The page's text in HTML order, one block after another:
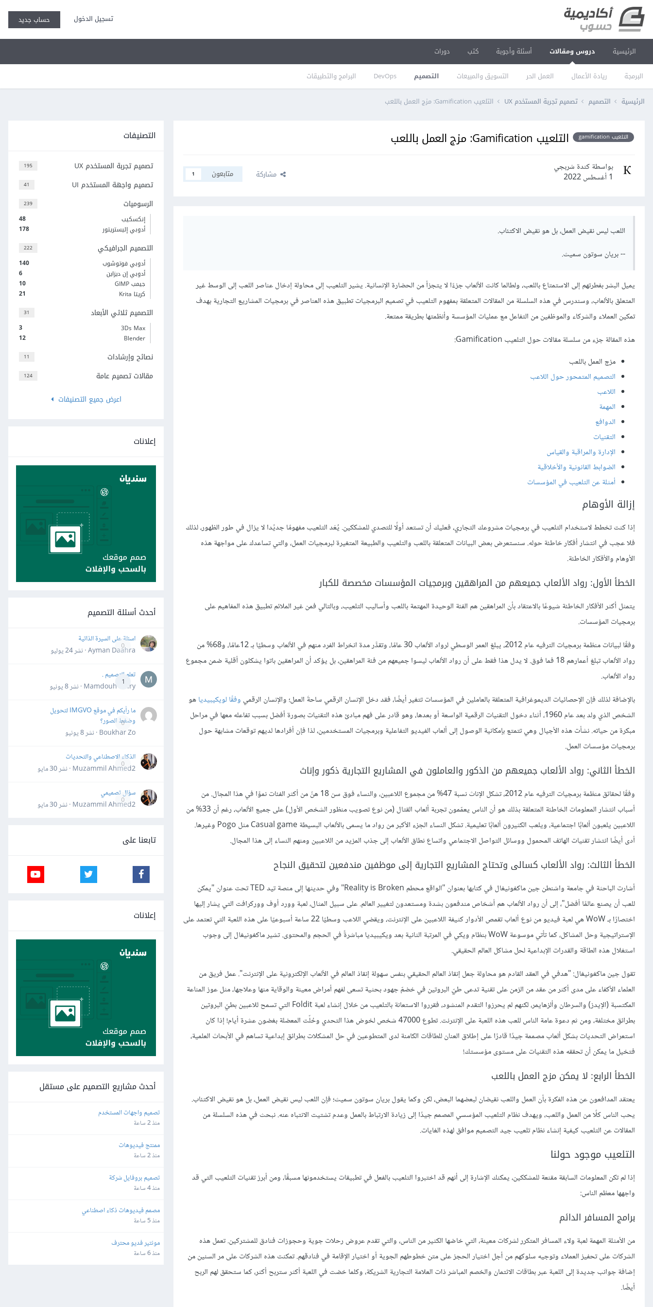
تسجيل الدخول حساب جديد
الرئيسية دروس ومقالات
البرمجة ريادة الأعمال العمل الحر التسويق والمبيعات التصميم DevOps البرامج والتطبيقات
أسئلة وأجوبة كتب دورات
الرئيسية التصميم تصميم تجربة المستخدم UX التلعيب Gamification: مزج العمل باللعب
التلعيب gamification التلعيب Gamification: مزج العمل باللعب
بواسطة كندة شربجي
1 أغسطس 2022
مشاركة متابعون 1
اللعب ليس نقيض العمل، بل هو نقيض الاكتئاب.
-- بريان سوتون سميث.
يميل البشر بفطرتهم إلى الاستمتاع باللعب، ولطالما كانت الألعاب جزءًا لا يتجزأ من الحضارة الإنسانية. يشير التلعيب إلى محاولة إدخال عناصر اللعب إلى الوسط غير
المتعلق بالألعاب، وسندرس في هذه السلسلة من المقالات المتعلقة بمفهوم التلعيب في تصميم البرمجيات تطبيق هذه العناصر في برمجيات المشاريع التجارية بهدف
تمكين العملاء والشركاء والموظفين من التفاعل مع عمليات المؤسسة وأنظمتها بطريقة ممتعة.
هذه المقالة جزء من سلسلة مقالات حول التلعيب Gamification:
مزج العمل باللعب
التصميم المتمحور حول اللاعب
اللاعب
المهمة
الدوافع
التقنيات
الإدارة والمراقبة والقياس
الضوابط القانونية والأخلاقية
أمثلة عن التلعيب في المؤسسات
إزالة الأوهام
إذا كنت تخطط لاستخدام التلعيب في برمجيات مشروعك التجاري، فعليك أن تستعد أولًا للتصدي للمشككين. يُعَد التلعيب مفهومًا جديًدا لا يزال في طور الظهور، لذلك
فلا عجب في انتشار أفكار خاطئة حوله. سنستعرض بعض البيانات المتعلقة باللعب والتلعيب والطبيعة المتغيرة لبرمجيات العمل، والتي تساعدك على مواجهة هذه
الأوهام والأفكار الخاطئة.
الخطأ الأول: رواد الألعاب جميعهم من المراهقين وبرمجيات المؤسسات مخصصة للكبار
يتمثل أكثر الأفكار الخاطئة شيوعًا بالاعتقاد بأن المراهقين هم الفئة الوحيدة المهتمة باللعب وأساليب التلعيب، وبالتالي فمن غير الملائم تطبيق هذه المفاهيم على
برمجيات المؤسسات.
وفقًا لبيانات منظمة برمجيات الترفيه عام 2012، يبلغ العمر الوسطي لرواد الألعاب 30 عامًا، وتقدَّر مدة انخراط الفرد منهم في الألعاب وسطيًا بـ 12عامًا، و68% من
رواد الألعاب تبلغ أعمارهم 18 فما فوق. لا يدل هذا فقط على أن رواد الألعاب ليسوا جميعهم من فئة المراهقين، بل يؤكد أن المراهقين باتوا يشكلون أقلية ضمن مجموع
رواد الألعاب.
بالإضافة لذلك فإن الإحصائيات الديموغرافية المتعلقة بالعاملين في المؤسسات تتغير أيضًا، فقد دخل الإنسان الرقمي ساحةَ العمل؛ والإنسان الرقمي وفقًا لويكيبيدياهو
الشخص الذي ولد بعد عام 1960، أثناء دخول التقنيات الرقمية الواسعة أو بعدها، وهو قادر على فهم مبادئ هذه التقنيات بصورة أفضل بسبب تفاعله معها في مراحل
مبكرة من حياته. نشأت هذه الأجيال وهي تتمتع بإمكانية الوصول إلى ألعاب الفيديو التفاعلية وبرمجيات المستخدمين، لذا فإن أفرادها لديهم توقعات مشابهة حول
برمجيات مؤسسات العمل.
الخطأ الثاني: رواد الألعاب جميعهم من الذكور والعاملون في المشاريع التجارية ذكور وإناث
وفقًا لحقائق منظمة برمجيات الترفيه عام 2012، تشكل الإناث نسبة 47% من مجموع اللاعبين، والنساء فوق سن 18 هنّ من أكثر الفئات نموًا في هذا المجال. من
أسباب انتشار المعلومات الخاطئة المتعلقة بذلك هو أن الناس يعمّمون تجربة ألعاب القتال (من نوع تصويب منظور الشخص الأول) على جميع الألعاب، رغم أن 33% من
اللاعبين يلعبون ألعابًا اجتماعية، ويلعب الكثيرون ألعابًا تعليمية. تشكل النساء الجزء الأكبر من رواد ما يسمى بالألعاب البسيطة Casual game مثل Pogo وغيرها.
أدى أيضًا انتشار تقنيات الهاتف المحمول ووسائل التواصل الاجتماعي واتساع نطاق الألعاب إلى جذب المزيد من اللاعبين ومنهم النساء إلى هذا المجال.
الخطأ الثالث: رواد الألعاب كسالى وتحتاج المشاريع التجارية إلى موظفين مندفعين لتحقيق النجاح
أشارت الباحثة في جامعة واشنطن جين ماكغونيغال في كتابها بعنوان "الواقع محطم Reality is Broken" وفي حديثها إلى منصة تيد TED تحت عنوان "يمكن
للعب أن يصنع عالمًا أفضل"، إلى أن رواد الألعاب هم أشخاص مندفعون بشدة ومستعدون لتغيير العالم. على سبيل المثال، لعبة وورد أوف ووركرافت التي يشار إليها
اختصارًا بـ WoW هي لعبة فيديو من نوع ألعاب تقمص الأدوار كثيفة اللاعبين على الإنترنت، ويقضي اللاعب وسطيًا 22 ساعة أسبوعيًا على هذه اللعبة التي تعتمد على
الإستراتيجية وحل المشاكل، كما تأتي موسوعة WoW بنظام ويكي في المرتبة الثانية بعد ويكيبيديا مباشرةً في الحجم والمحتوى. تشير ماكغونيغال إلى وجوب
استغلال هذه الطاقة والقدرات الإبداعية لحل مشاكل العالم الحقيقي.
تقول جين ماكغونيغال: "هدفي في العقد القادم هو محاولة جعل إنقاذ العالم الحقيقي بنفس سهولة إنقاذ العالم في الألعاب الإلكترونية على الإنترنت". عمل فريق من
العلماء الأكفاء على مدى أكثر من عقد من الزمن على تقنية تدعى طيّ البروتين في خضمّ جهود بحثية تسعى لفهم أمراض معينة والوقاية منها وعلاجها، مثل عوز المناعة
المكتسبة (الإيدز) والسرطان وألزهايمر، لكنهم لم يحرزوا التقدم المنشود، فقرروا الاستعانة بالتلعيب من خلال إنشاء لعبة Foldit التي تسمح للاعبين بطيّ البروتين
بطرائق مختلفة، ومن ثم دعوة عامة الناس للعب هذه اللعبة على الإنترنت. تطوع 47000 شخص لخوض هذا التحدي وحُلّت المعضلة بغضون عشرة أيام! إذا كان
استعراض التحديات بشكل ألعاب مصممة جيدًا قادرًا على إطلاق العنان للطاقات الكامنة لدى المتطوعين في حل المشكلات بطرائق إبداعية تساهم في الأبحاث العلمية،
فتخيل ما يمكن أن تحققه هذه التقنيات على مستوى مؤسستك!
الخطأ الرابع: لا يمكن مزج العمل باللعب
يعتقد المدافعون عن هذه الفكرة بأن العمل واللعب نقيضان لبعضهما البعض، لكن وكما يقول بريان سوتون سميث؛ فإن اللعب ليس نقيض العمل، بل هو نقيض الاكتئاب.
يحب الناس كلًا من العمل واللعب، ويهدف نظام التلعيب المؤسسي المصمم جيدًا إلى زيادة الارتباط بالعمل وعدم تشتيت الانتباه عنه. نبحث في هذه السلسلة من
المقالات عن التلعيب كيفية إنشاء نظام تلعيب جيد التصميم موافق لهذه الغايات.
التلعيب موجود حولنا
إذا لم تكن المعلومات السابقة مقنعة للمشككين، يمكنك الإشارة إلى أنهم قد اختبروا التلعيب بالفعل في تطبيقات يستخدمونها مسبقًا، ومن أبرز تقنيات التلعيب التي قد
واجهها معظم الناس:
برامج المسافر الدائم
من الأمثلة المهمة لعبة ولاء المسافر المتكرر لشركات معينة، التي خاضها الكثير من الناس، والتي تقدم عروض رحلات جوية وحجوزات فنادق للمشتركين. تعمل هذه
الشركات على تحفيز العملاء وتوجيه سلوكهم من أجل اختيار الحجز على متن خطوطهم الجوية أو اختيار الإقامة في فنادقهم. تمكنت هذه الشركات على مر السنين من
إضافة جوانب جديدة إلى اللعبة عبر بطاقات الائتمان والخصم المباشر ذات العلامة التجارية الشريكة، وكلما خضت في اللعبة أكثر ستربح أكثر، كما ستحقق لهم الربح
أيضًا.
التصنيفات
195 تصميم تجربة المستخدم UX
41 تصميم واجهة المستخدم UI
239 الرسوميات
48
إنكسكيب
178
أدوبي إليستريتور
222 التصميم الجرافيكي
140
أدوبي فوتوشوب
6
أدوبي إن ديزاين
10
جيمب GIMP
21
كريتا Krita
31 التصميم ثلاثي الأبعاد
3
3Ds Max
12
Blender
11 نصائح وإرشادات
124
مقالات تصميم عامة
اعرض جميع التصنيفات
إعلانات
أحدث أسئلة التصميم
0
اسئلة على السيرة الذاتية
Ayman Daahra · نشر
24 يوليو
1
تعلم التصميم .
Mamdouh Khiry · نشر
8 يونيو
0
ما رأيكم في موقع IMGVO لتحويل
وضغط الصور؟
Boukhar Zo · نشر
8 يونيو
0
الذكاء الاصطناعي والتحديات
Muzammil Ahmed2 · نشر
30 مايو
0
سؤال تصميمي
Muzammil Ahmed2 · نشر
30 مايو
تابعنا على
إعلانات
أحدث مشاريع التصميم على مستقل
تصميم واجهات المستخدم
منذ 2 ساعة
ممنتج فيديوهات
منذ 2 ساعة
تصميم بروفايل شركة
منذ 4 ساعة
مصمم فيديوهات ذكاء اصطناعي
منذ 5 ساعة
مونتير فديو محترف
منذ 6 ساعة